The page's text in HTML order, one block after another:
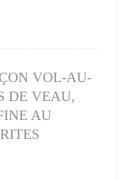
VOL-AU-
DE VEAU,
AU